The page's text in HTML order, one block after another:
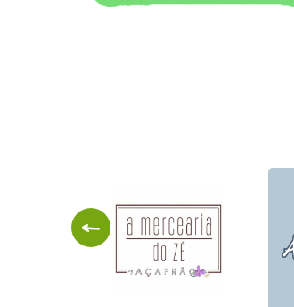
A
Mercearia
do Zé